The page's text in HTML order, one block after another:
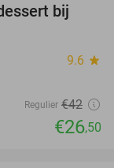
37%
bij
9.6 star
Regulier €42
€26,50